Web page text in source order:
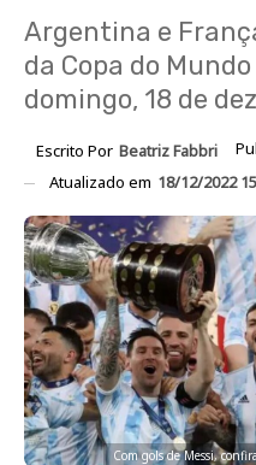
Argentina e
da Copa do
domingo, 18 de
Escrito Por Beatriz Fabbri
Atualizado em 18/12/2022
Com gols de Messi,